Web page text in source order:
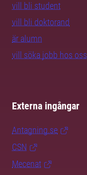
vill bli student
vill bli doktorand
är alumn
vill söka jobb hos oss
Externa ingångar
Antagning.se
CSN
Mecenat